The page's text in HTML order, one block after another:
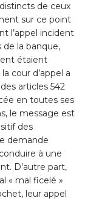
de ceux
sur ce point
l’appel incident
la banque,
étaient
cour d’appel a
articles 542
en toutes ses
le message est
des
demande
à une
D’autre part,
« mal ficelé »
leur appel